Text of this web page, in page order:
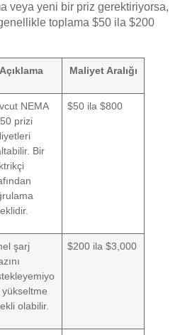
veya yeni bir priz gerektiriyorsa,
toplama $50 ila $200
Açıklama Maliyet Aralığı
NEMA
prizi
Bir
$50 ila $800
şarj
yükseltme
olabilir.
$200 ila $3,000